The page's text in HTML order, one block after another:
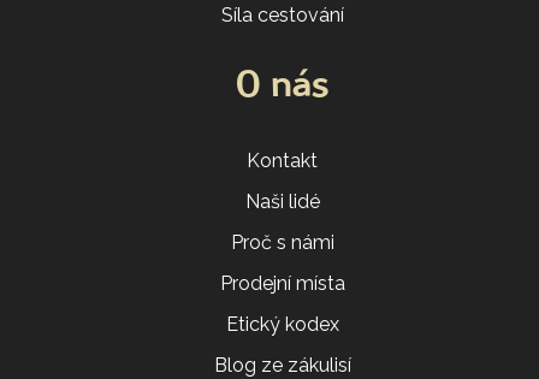
Síla cestování
O nás
Kontakt
Naši lidé
Proč s námi
Prodejní místa
Etický kodex
Blog ze zákulisí